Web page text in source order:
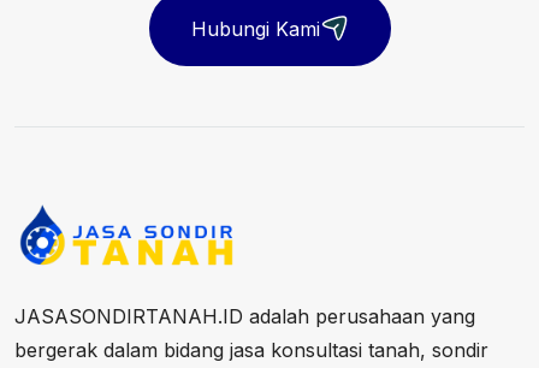
Hubungi Kami
JASASONDIRTANAH.ID adalah perusahaan yang
bergerak dalam bidang jasa konsultasi tanah, sondir